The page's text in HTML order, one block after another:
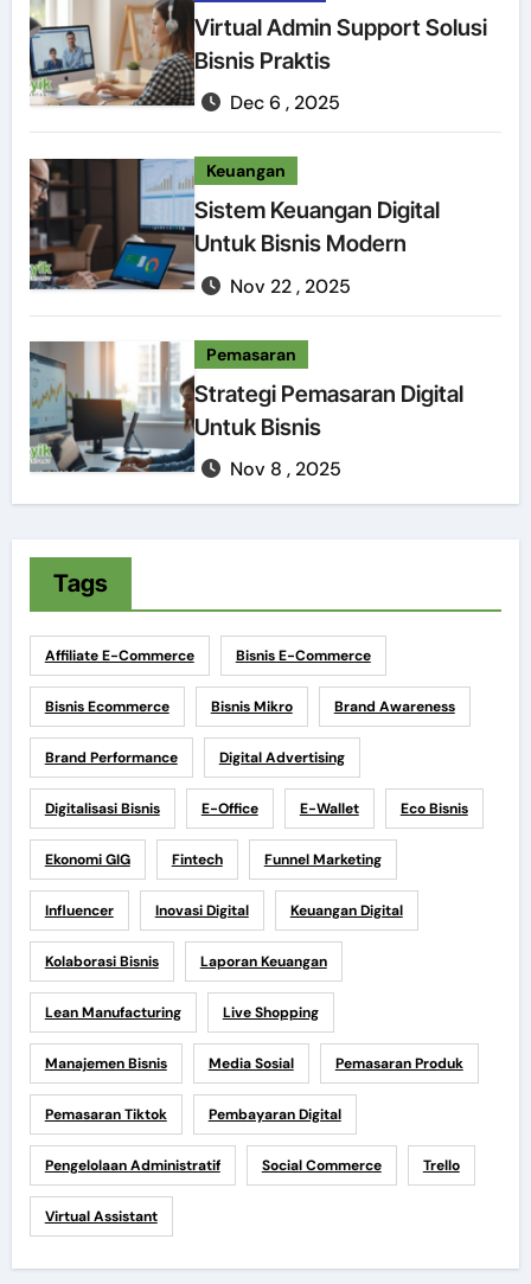
Virtual Admin Support Solusi
Bisnis Praktis
Dec 6 , 2025
Keuangan
Sistem Keuangan Digital
Untuk Bisnis Modern
Nov 22 , 2025
Pemasaran
Strategi Pemasaran Digital
Untuk Bisnis
Nov 8 , 2025
Tags
Affiliate E-Commerce Bisnis E-Commerce
Bisnis Ecommerce Bisnis Mikro Brand Awareness
Brand Performance Digital Advertising
Digitalisasi Bisnis E-Office E-Wallet Eco Bisnis
Ekonomi GIG Fintech Funnel Marketing
Influencer Inovasi Digital Keuangan Digital
Kolaborasi Bisnis Laporan Keuangan
Lean Manufacturing Live Shopping
Manajemen Bisnis Media Sosial Pemasaran Produk
Pemasaran Tiktok Pembayaran Digital
Pengelolaan Administratif Social Commerce Trello
Virtual Assistant